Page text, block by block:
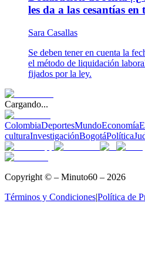
les da a las cesantías
Sara Casallas
Se deben tener en cuenta la
el método de liquidación
fijados por la ley.
Cargando...
ColombiaDeportesMundoEconomía
culturaInvestigaciónBogotáPolítica
Copyright © – Minuto60 – 2026
Términos y Condiciones|Política de